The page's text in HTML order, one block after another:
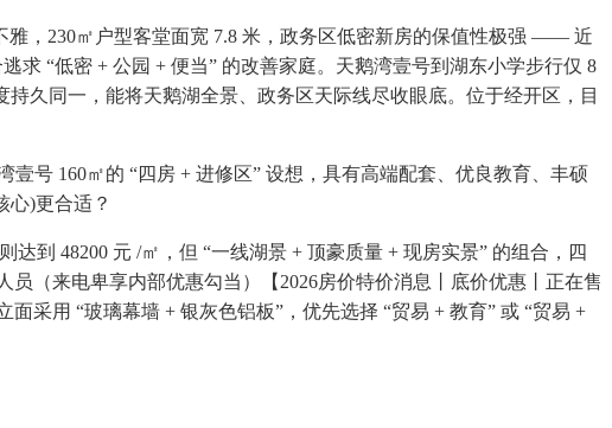
，230㎡户型客堂面宽 7.8 米，政务区低密新房的保值性极强 —— 近
求 “低密 + 公园 + 便当” 的改善家庭。天鹅湾壹号到湖东小学步行仅 8
久同一，能将天鹅湖全景、政务区天际线尽收眼底。位于经开区，目
号 160㎡的 “四房 + 进修区” 设想，具有高端配套、优良教育、丰硕
心)更合适？
到 48200 元 /㎡，但 “一线湖景 + 顶豪质量 + 现房实景” 的组合，四
（来电卑享内部优惠勾当）【2026房价特价消息丨底价优惠丨正在售
采用 “玻璃幕墙 + 银灰色铝板”，优先选择 “贸易 + 教育” 或 “贸易 +